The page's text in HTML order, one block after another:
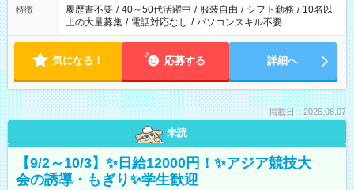
合は応募できません。
特徴 履歴書不要 / 40～50代活躍中 / 服装自由 / シフト勤務 / 10名以
上の大量募集 / 電話対応なし / パソコンスキル不要
気になる！ 応募する 詳細へ
掲載日：2026.08.07
未読
【9/2～10/3】✨日給12000円！✨アジア競技大
会の誘導・もぎり✨学生歓迎